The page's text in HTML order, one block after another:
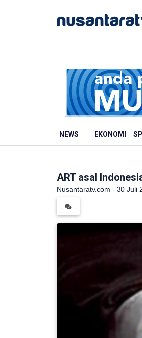
NEWS EKONOMI
ART asal
Nusantaratv.com - 30 Juli